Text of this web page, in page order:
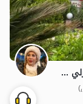
استئجار فيلا دوبلكس بالقرب من المنطقة الحرة أنزلي - فشتكة